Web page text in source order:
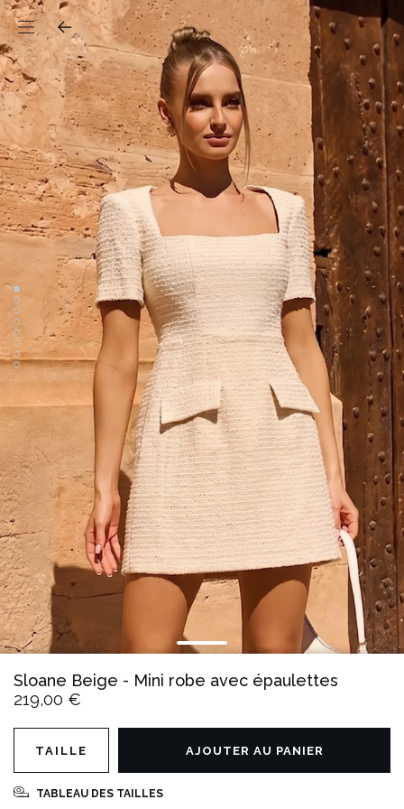
Sloane Beige - Mini robe avec épaulettes
219,00 €
TABLEAU DES TAILLES
TAILLE AJOUTER AU PANIER